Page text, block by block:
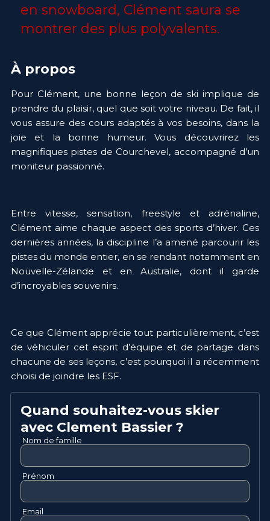
en snowboard, Clément saura se
montrer des plus polyvalents.
À propos
Pour Clément, une bonne leçon de ski implique de
prendre du plaisir, quel que soit votre niveau. De fait, il
vous assure des cours adaptés à vos besoins, dans la
joie et la bonne humeur. Vous découvrirez les
magnifiques pistes de Courchevel, accompagné d’un
moniteur passionné.
Entre vitesse, sensation, freestyle et adrénaline,
Clément aime chaque aspect des sports d’hiver. Ces
dernières années, la discipline l’a amené parcourir les
pistes du monde entier, en se rendant notamment en
Nouvelle-Zélande et en Australie, dont il garde
d’incroyables souvenirs.
Ce que Clément apprécie tout particulièrement, c’est
de véhiculer cet esprit d’équipe et de partage dans
chacune de ses leçons, c’est pourquoi il a récemment
choisi de joindre les ESF.
Quand souhaitez-vous skier
avec Clement Bassier ?
Nom de famille
Prénom
Email